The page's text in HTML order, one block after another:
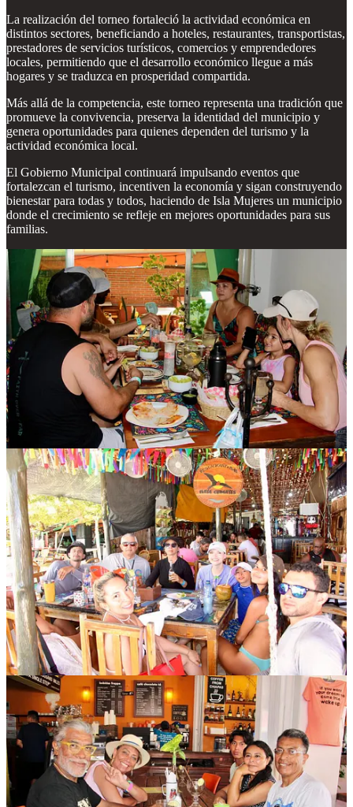
La realización del torneo fortaleció la actividad económica en
distintos sectores, beneficiando a hoteles, restaurantes, transportistas,
prestadores de servicios turísticos, comercios y emprendedores
locales, permitiendo que el desarrollo económico llegue a más
hogares y se traduzca en prosperidad compartida.
Más allá de la competencia, este torneo representa una tradición que
promueve la convivencia, preserva la identidad del municipio y
genera oportunidades para quienes dependen del turismo y la
actividad económica local.
El Gobierno Municipal continuará impulsando eventos que
fortalezcan el turismo, incentiven la economía y sigan construyendo
bienestar para todas y todos, haciendo de Isla Mujeres un municipio
donde el crecimiento se refleje en mejores oportunidades para sus
familias.
Compartir
Discusión sobre este post